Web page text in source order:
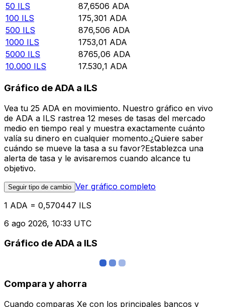
50 ILS 87,6506 ADA
100 ILS 175,301 ADA
500 ILS 876,506 ADA
1000 ILS 1753,01 ADA
5000 ILS 8765,06 ADA
10.000 ILS 17.530,1 ADA
Gráfico de ADA a ILS
Vea tu 25 ADA en movimiento. Nuestro gráfico en vivo
de ADA a ILS rastrea 12 meses de tasas del mercado
medio en tiempo real y muestra exactamente cuánto
valía su dinero en cualquier momento.¿Quiere saber
cuándo se mueve la tasa a su favor?Establezca una
alerta de tasa y le avisaremos cuando alcance tu
objetivo.
Seguir tipo de cambio Ver gráfico completo
1 ADA = 0,570447 ILS
6 ago 2026, 10:33 UTC
Gráfico de ADA a ILS
Compara y ahorra
Cuando comparas Xe con los principales bancos y